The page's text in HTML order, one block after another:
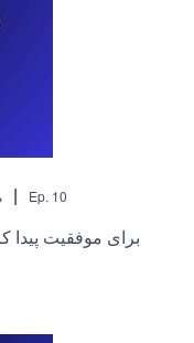
| Ep. 10
برای موفقیت پیدا